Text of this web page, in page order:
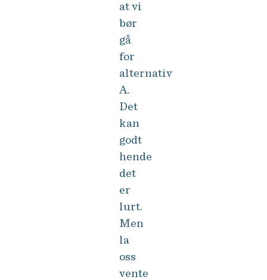
at vi
bør
gå
for
alternativ
A.
Det
kan
godt
hende
det
er
lurt.
Men
la
oss
vente